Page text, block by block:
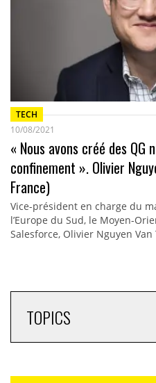
TECH
10/08/2021
« Nous avons créé des QG
confinement ». Olivier
France)
Vice-président en charge du
l’Europe du Sud, le Moyen-
Salesforce, Olivier Nguyen
TOPICS